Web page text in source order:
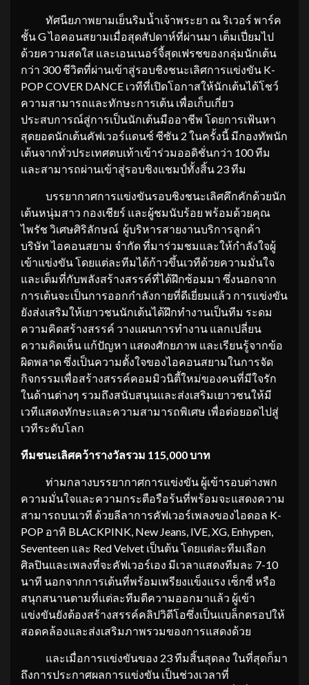
ทัศนียภาพยามเย็นริมน้ำเจ้าพระยา ณ ริเวอร์ พาร์ค
ชั้น G ไอคอนสยามเมื่อสุดสัปดาห์ที่ผ่านมา เต็มเปี่ยมไป
ด้วยความสดใส และเอนเนอร์จี้สุดเฟรชของกลุ่มนักเต้น
กว่า 300 ชีวิตที่ผ่านเข้าสู่รอบชิงชนะเลิศการแข่งขัน K-
POP COVER DANCE เวทีที่เปิดโอกาสให้นักเต้นได้โชว์
ความสามารถและทักษะการเต้น เพื่อเก็บเกี่ยว
ประสบการณ์สู่การเป็นนักเต้นมืออาชีพ โดยการเฟ้นหา
สุดยอดนักเต้นคัฟเวอร์แดนซ์ ซีซัน 2 ในครั้งนี้ มีกองทัพนัก
เต้นจากทั่วประเทศตบเท้าเข้าร่วมออดิชั่นกว่า 100 ทีม
และสามารถผ่านเข้าสู่รอบชิงแชมป์ทั้งสิ้น 23 ทีม
บรรยากาศการแข่งขันรอบชิงชนะเลิศคึกคักด้วยนัก
เต้นหนุ่มสาว กองเชียร์ และผู้ชมนับร้อย พร้อมด้วยคุณ
ไพรัช วิเศษศิริลักษณ์ ผู้บริหารสายงานบริการลูกค้า
บริษัท ไอคอนสยาม จำกัด ที่มาร่วมชมและให้กำลังใจผู้
เข้าแข่งขัน โดยแต่ละทีมได้ก้าวขึ้นเวทีด้วยความมั่นใจ
และเต็มที่กับพลังสร้างสรรค์ที่ได้ฝึกซ้อมมา ซึ่งนอกจาก
การเต้นจะเป็นการออกกำลังกายที่ดีเยี่ยมแล้ว การแข่งขัน
ยังส่งเสริมให้เยาวชนนักเต้นได้ฝึกทำงานเป็นทีม ระดม
ความคิดสร้างสรรค์ วางแผนการทำงาน แลกเปลี่ยน
ความคิดเห็น แก้ปัญหา แสดงศักยภาพ และเรียนรู้จากข้อ
ผิดพลาด ซึ่งเป็นความตั้งใจของไอคอนสยามในการจัด
กิจกรรมเพื่อสร้างสรรค์คอมมิวนิตี้ใหม่ของคนที่มีใจรัก
ในด้านต่างๆ รวมถึงสนับสนุนและส่งเสริมเยาวชนให้มี
เวทีแสดงทักษะและความสามารถพิเศษ เพื่อต่อยอดไปสู่
เวทีระดับโลก
ทีมชนะเลิศคว้ารางวัลรวม 115,000 บาท
ท่ามกลางบรรยากาศการแข่งขัน ผู้เข้ารอบต่างพก
ความมั่นใจและความกระตือรือร้นที่พร้อมจะแสดงความ
สามารถบนเวที ด้วยลีลาการคัฟเวอร์เพลงของไอดอล K-
POP อาทิ BLACKPINK, New Jeans, IVE, XG, Enhypen,
Seventeen และ Red Velvet เป็นต้น โดยแต่ละทีมเลือก
ศิลปินและเพลงที่จะคัฟเวอร์เอง มีเวลาแสดงทีมละ 7-10
นาที นอกจากการเต้นที่พร้อมเพรียงแข็งแรง เซ็กซี่ หรือ
สนุกสนานตามที่แต่ละทีมตีความออกมาแล้ว ผู้เข้า
แข่งขันยังต้องสร้างสรรค์คลิปวิดีโอซึ่งเป็นแบล็กดรอปให้
สอดคล้องและส่งเสริมภาพรวมของการแสดงด้วย
และเมื่อการแข่งขันของ 23 ทีมสิ้นสุดลง ในที่สุดก็มา
ถึงการประกาศผลการแข่งขัน เป็นช่วงเวลาที่